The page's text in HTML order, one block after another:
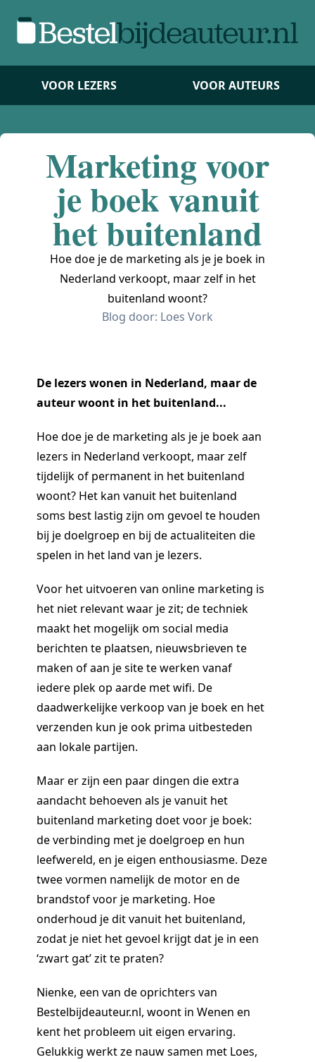
VOOR LEZERS VOOR AUTEURS
Marketing voor
je boek vanuit
het buitenland
Hoe doe je de marketing als je je boek in
Nederland verkoopt, maar zelf in het
buitenland woont?
Blog door: Loes Vork
De lezers wonen in Nederland, maar de
auteur woont in het buitenland...
Hoe doe je de marketing als je je boek aan
lezers in Nederland verkoopt, maar zelf
tijdelijk of permanent in het buitenland
woont? Het kan vanuit het buitenland
soms best lastig zijn om gevoel te houden
bij je doelgroep en bij de actualiteiten die
spelen in het land van je lezers.
Voor het uitvoeren van online marketing is
het niet relevant waar je zit; de techniek
maakt het mogelijk om social media
berichten te plaatsen, nieuwsbrieven te
maken of aan je site te werken vanaf
iedere plek op aarde met wifi. De
daadwerkelijke verkoop van je boek en het
verzenden kun je ook prima uitbesteden
aan lokale partijen.
Maar er zijn een paar dingen die extra
aandacht behoeven als je vanuit het
buitenland marketing doet voor je boek:
de verbinding met je doelgroep en hun
leefwereld, en je eigen enthousiasme. Deze
twee vormen namelijk de motor en de
brandstof voor je marketing. Hoe
onderhoud je dit vanuit het buitenland,
zodat je niet het gevoel krijgt dat je in een
‘zwart gat’ zit te praten?
Nienke, een van de oprichters van
Bestelbijdeauteur.nl, woont in Wenen en
kent het probleem uit eigen ervaring.
Gelukkig werkt ze nauw samen met Loes,